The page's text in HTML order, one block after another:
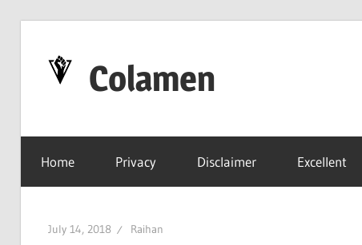
content
Colamen
Lebih
Baik
Home Privacy Disclaimer Excellent
July 14, 2018 Raihan